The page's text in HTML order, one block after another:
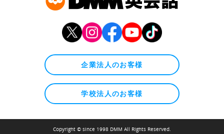
企業法人のお客様
学校法人のお客様
Copyright © since 1998 DMM All Rights Reserved.